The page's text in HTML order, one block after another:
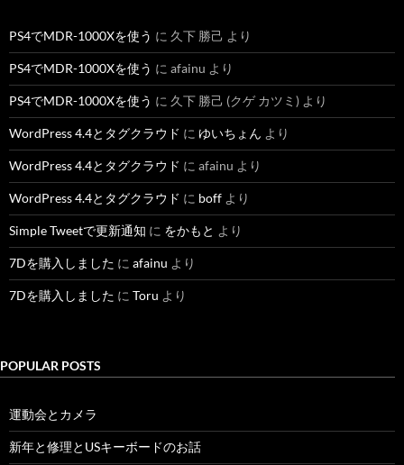
PS4でMDR-1000Xを使う に 久下 勝己 より
PS4でMDR-1000Xを使う に afainu より
PS4でMDR-1000Xを使う に 久下 勝己 (クゲ カツミ) より
WordPress 4.4とタグクラウド に ゆいちょん より
WordPress 4.4とタグクラウド に afainu より
WordPress 4.4とタグクラウド に boff より
Simple Tweetで更新通知 に をかもと より
7Dを購入しました に afainu より
7Dを購入しました に Toru より
POPULAR POSTS
運動会とカメラ
新年と修理とUSキーボードのお話